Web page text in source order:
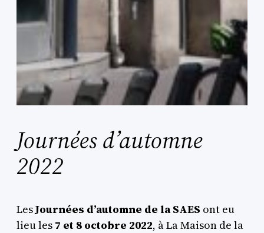
Journées d’automne
2022
LesJournées d’automne de la SAES ont eu
lieu les 7 et 8 octobre 2022, à La Maison de la